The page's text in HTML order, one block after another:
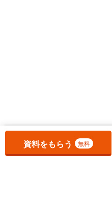
お気に入りに追加しました。
資料をもらう 無料